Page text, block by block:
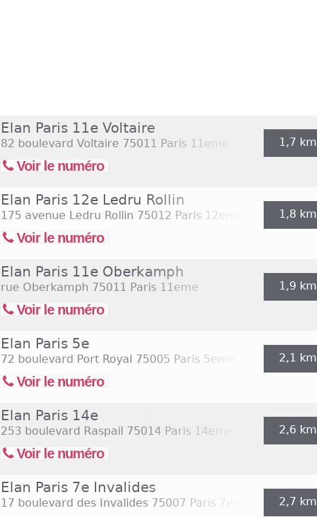
Elan Paris 11e Voltaire
82 boulevard Voltaire 75011 Paris 11eme
Voir le numéro
1,7 km
Elan Paris 12e Ledru Rollin
175 avenue Ledru Rollin 75012 Paris 12eme
Voir le numéro
1,8 km
Elan Paris 11e Oberkamph
rue Oberkamph 75011 Paris 11eme
Voir le numéro
1,9 km
Elan Paris 5e
72 boulevard Port Royal 75005 Paris 5eme
Voir le numéro
2,1 km
Elan Paris 14e
253 boulevard Raspail 75014 Paris 14eme
Voir le numéro
2,6 km
Elan Paris 7e Invalides
17 boulevard des Invalides 75007 Paris 7eme 2,7 km